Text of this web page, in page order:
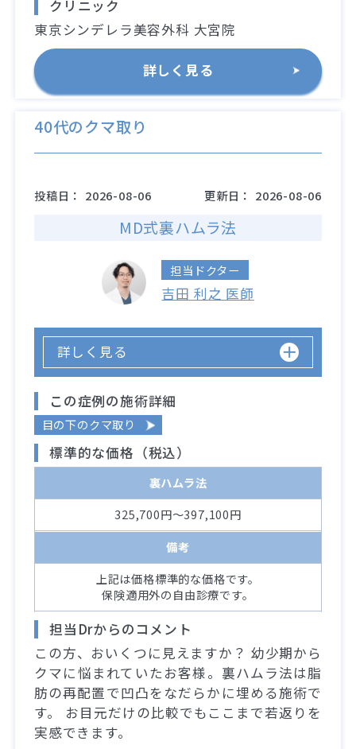
クリニック
東京シンデレラ美容外科 大宮院
詳しく見る
40代のクマ取り
投稿日： 2026-08-06 更新日： 2026-08-06
MD式裏ハムラ法
担当ドクター
吉田 利之 医師
詳しく見る
この症例の施術詳細
目の下のクマ取り
標準的な価格（税込）
裏ハムラ法
325,700円～397,100円
備考
上記は価格標準的な価格です。
保険適用外の自由診療です。
担当Drからのコメント
この方、おいくつに見えますか？ 幼少期から
クマに悩まれていたお客様。裏ハムラ法は脂
肪の再配置で凹凸をなだらかに埋める施術で
す。 お目元だけの比較でもここまで若返りを
実感できます。